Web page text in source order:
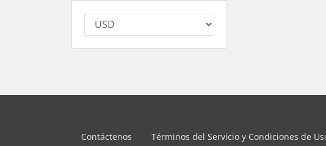
Contáctenos Términos del Servicio y Condiciones de